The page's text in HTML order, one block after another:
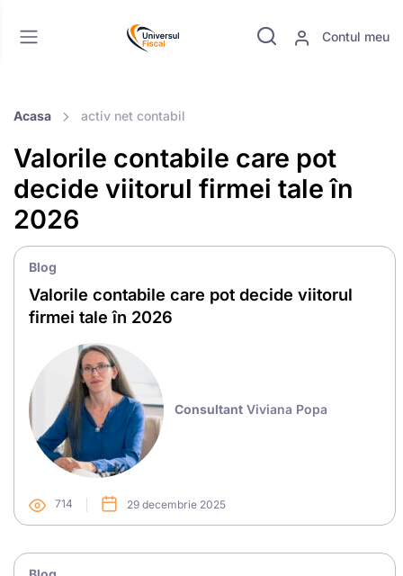
Contul meu
Acasa activ net contabil
Valorile contabile care pot
decide viitorul firmei tale în
2026
Blog
Valorile contabile care pot decide viitorul
firmei tale în 2026
Consultant Viviana Popa
714 29 decembrie 2025